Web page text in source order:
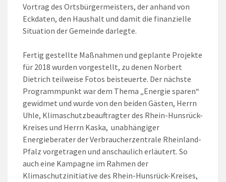
Vortrag des Ortsbürgermeisters, der anhand von
Eckdaten, den Haushalt und damit die finanzielle
Situation der Gemeinde darlegte.
Fertig gestellte Maßnahmen und geplante Projekte
für 2018 wurden vorgestellt, zu denen Norbert
Dietrich teilweise Fotos beisteuerte. Der nächste
Programmpunkt war dem Thema „Energie sparen“
gewidmet und wurde von den beiden Gästen, Herrn
Uhle, Klimaschutzbeauftragter des Rhein-Hunsrück-
Kreises und Herrn Kaska, unabhängiger
Energieberater der Verbraucherzentrale Rheinland-
Pfalz vorgetragen und anschaulich erläutert. So
auch eine Kampagne im Rahmen der
Klimaschutzinitiative des Rhein-Hunsrück-Kreises,